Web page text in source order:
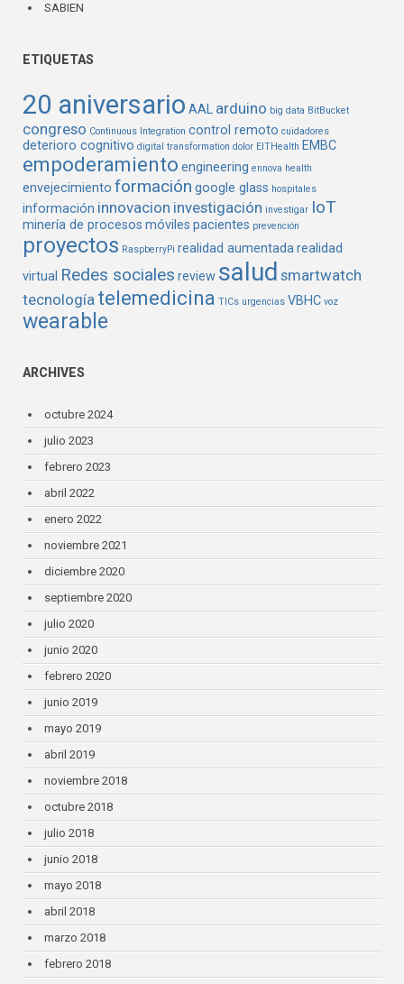
SABIEN
ETIQUETAS
20 aniversario AAL arduino big data BitBucket
congreso Continuous Integration control remoto cuidadores
deterioro cognitivo digital transformation dolor EITHealth EMBC
empoderamiento engineering ennova health
envejecimiento formación google glass hospitales
información innovacion investigación investigar IoT
minería de procesos móviles pacientes prevención
proyectos RaspberryPi realidad aumentadarealidad
virtual Redes sociales review salud smartwatch
tecnología telemedicina TICs urgencias VBHC voz
wearable
ARCHIVES
octubre 2024
julio 2023
febrero 2023
abril 2022
enero 2022
noviembre 2021
diciembre 2020
septiembre 2020
julio 2020
junio 2020
febrero 2020
junio 2019
mayo 2019
abril 2019
noviembre 2018
octubre 2018
julio 2018
junio 2018
mayo 2018
abril 2018
marzo 2018
febrero 2018